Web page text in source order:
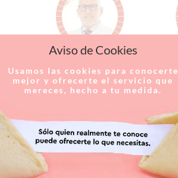
Aviso de Cookies
Usamos las cookies para conocerte
mejor y ofrecerte el servicio que
mereces, hecho a tu medida.